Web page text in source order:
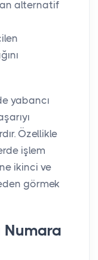
alternatif
yabancı
Özellikle
işlem
ikinci ve
görmek
Numara